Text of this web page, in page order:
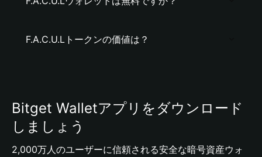
F.A.C.U.Lトークンの価値は？
Bitget Walletアプリをダウンロード
しましょう
2,000万人のユーザーに信頼される安全な暗号資産ウォ